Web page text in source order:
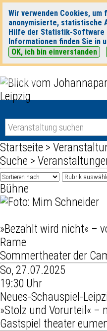
Wir verwenden Cookies, um
anonymisierte, statistische
Hilfe der Statistik-Software
Informationen finden Sie in
OK, ich bin einverstanden
Startseite >
Suche >
Bühne
»Bezahlt wird nicht« –
Rame
Sommertheater der
So, 27.07.2025
19:30 Uhr
Neues-Schauspiel-
»Stolz und Vorurteil« –
Gastspiel theater